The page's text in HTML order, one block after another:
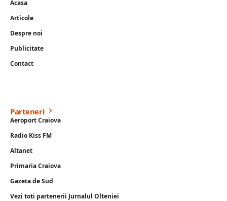
Acasa
Articole
Despre noi
Publicitate
Contact
Parteneri
Aeroport Craiova
Radio Kiss FM
Altanet
Primaria Craiova
Gazeta de Sud
Vezi toti partenerii Jurnalul Olteniei